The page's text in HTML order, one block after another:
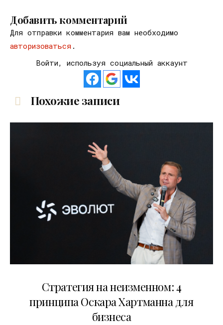
Добавить комментарий
Для отправки комментария вам необходимо
авторизоваться .
Войти, используя социальный аккаунт
Похожие записи
Стратегия на неизменном: 4
принципа Оскара Хартманна для
бизнеса